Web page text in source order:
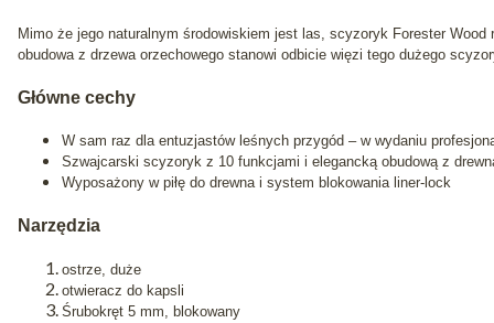
Mimo że jego naturalnym środowiskiem jest las, scyzoryk Forester
obudowa z drzewa orzechowego stanowi odbicie więzi tego dużego
Główne cechy
W sam raz dla entuzjastów leśnych przygód – w wydaniu
Szwajcarski scyzoryk z 10 funkcjami i elegancką obudową z
Wyposażony w piłę do drewna i system blokowania liner-lock
Narzędzia
ostrze, duże
otwieracz do kapsli
Śrubokręt 5 mm, blokowany